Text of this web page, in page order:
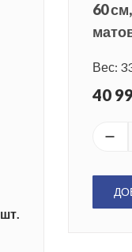
шт.
60
Вес:
40